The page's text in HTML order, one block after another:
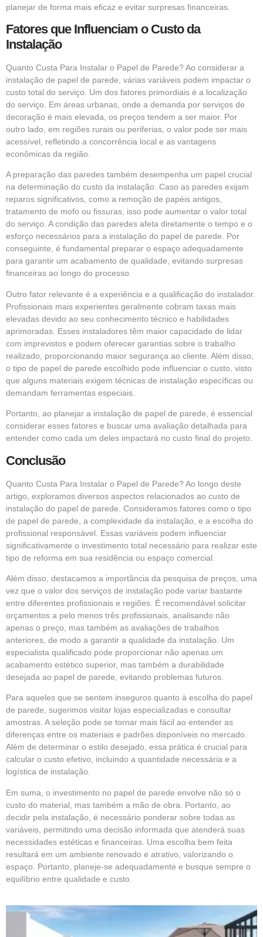
planejar de forma mais eficaz e evitar surpresas financeiras.
Fatores que Influenciam o Custo da
Instalação
Quanto Custa Para Instalar o Papel de Parede? Ao considerar a
instalação de papel de parede, várias variáveis podem impactar o
custo total do serviço. Um dos fatores primordiais é a localização
do serviço. Em áreas urbanas, onde a demanda por serviços de
decoração é mais elevada, os preços tendem a ser maior. Por
outro lado, em regiões rurais ou periferias, o valor pode ser mais
acessível, refletindo a concorrência local e as vantagens
econômicas da região.
A preparação das paredes também desempenha um papel crucial
na determinação do custo da instalação. Caso as paredes exijam
reparos significativos, como a remoção de papéis antigos,
tratamento de mofo ou fissuras, isso pode aumentar o valor total
do serviço. A condição das paredes afeta diretamente o tempo e o
esforço necessários para a instalação do papel de parede. Por
conseguinte, é fundamental preparar o espaço adequadamente
para garantir um acabamento de qualidade, evitando surpresas
financeiras ao longo do processo.
Outro fator relevante é a experiência e a qualificação do instalador.
Profissionais mais experientes geralmente cobram taxas mais
elevadas devido ao seu conhecimento técnico e habilidades
aprimoradas. Esses instaladores têm maior capacidade de lidar
com imprevistos e podem oferecer garantias sobre o trabalho
realizado, proporcionando maior segurança ao cliente. Além disso,
o tipo de papel de parede escolhido pode influenciar o custo, visto
que alguns materiais exigem técnicas de instalação específicas ou
demandam ferramentas especiais.
Portanto, ao planejar a instalação de papel de parede, é essencial
considerar esses fatores e buscar uma avaliação detalhada para
entender como cada um deles impactará no custo final do projeto.
Conclusão
Quanto Custa Para Instalar o Papel de Parede? Ao longo deste
artigo, exploramos diversos aspectos relacionados ao custo de
instalação do papel de parede. Consideramos fatores como o tipo
de papel de parede, a complexidade da instalação, e a escolha do
profissional responsável. Essas variáveis podem influenciar
significativamente o investimento total necessário para realizar este
tipo de reforma em sua residência ou espaço comercial.
Além disso, destacamos a importância da pesquisa de preços, uma
vez que o valor dos serviços de instalação pode variar bastante
entre diferentes profissionais e regiões. É recomendável solicitar
orçamentos a pelo menos três profissionais, analisando não
apenas o preço, mas também as avaliações de trabalhos
anteriores, de modo a garantir a qualidade da instalação. Um
especialista qualificado pode proporcionar não apenas um
acabamento estético superior, mas também a durabilidade
desejada ao papel de parede, evitando problemas futuros.
Para aqueles que se sentem inseguros quanto à escolha do papel
de parede, sugerimos visitar lojas especializadas e consultar
amostras. A seleção pode se tornar mais fácil ao entender as
diferenças entre os materiais e padrões disponíveis no mercado.
Além de determinar o estilo desejado, essa prática é crucial para
calcular o custo efetivo, incluindo a quantidade necessária e a
logística de instalação.
Em suma, o investimento no papel de parede envolve não só o
custo do material, mas também a mão de obra. Portanto, ao
decidir pela instalação, é necessário ponderar sobre todas as
variáveis, permitindo uma decisão informada que atenderá suas
necessidades estéticas e financeiras. Uma escolha bem feita
resultará em um ambiente renovado e atrativo, valorizando o
espaço. Portanto, planeje-se adequadamente e busque sempre o
equilíbrio entre qualidade e custo.